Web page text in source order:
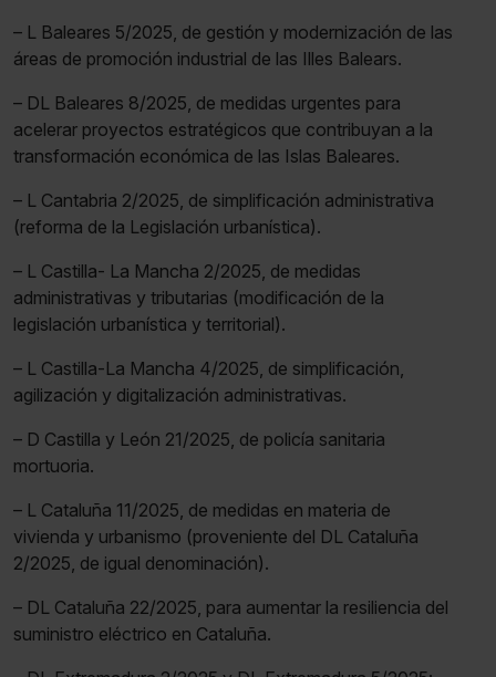
– L Baleares 5/2025, de gestión y modernización de las
áreas de promoción industrial de las Illes Balears.
– DL Baleares 8/2025, de medidas urgentes para
acelerar proyectos estratégicos que contribuyan a la
transformación económica de las Islas Baleares.
– L Cantabria 2/2025, de simplificación administrativa
(reforma de la Legislación urbanística).
– L Castilla- La Mancha 2/2025, de medidas
administrativas y tributarias (modificación de la
legislación urbanística y territorial).
– L Castilla-La Mancha 4/2025, de simplificación,
agilización y digitalización administrativas.
– D Castilla y León 21/2025, de policía sanitaria
mortuoria.
– L Cataluña 11/2025, de medidas en materia de
vivienda y urbanismo (proveniente del DL Cataluña
2/2025, de igual denominación).
– DL Cataluña 22/2025, para aumentar la resiliencia del
suministro eléctrico en Cataluña.